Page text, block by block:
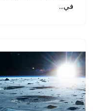
في…